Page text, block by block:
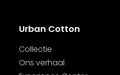
Urban Cotton
Collectie
Ons verhaal